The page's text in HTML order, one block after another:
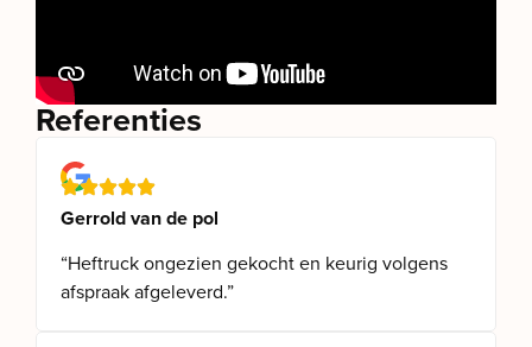
Referenties
Gerrold van de pol
“Heftruck ongezien gekocht en keurig volgens
afspraak afgeleverd.”